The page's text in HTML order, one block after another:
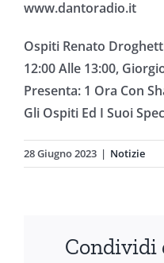
www.dantoradio.it
Ospiti Renato
12:00 Alle 13:00,
Presenta: 1 Ora Con
Gli Ospiti Ed I Suoi
28 Giugno 2023 | Notizie
Condividi